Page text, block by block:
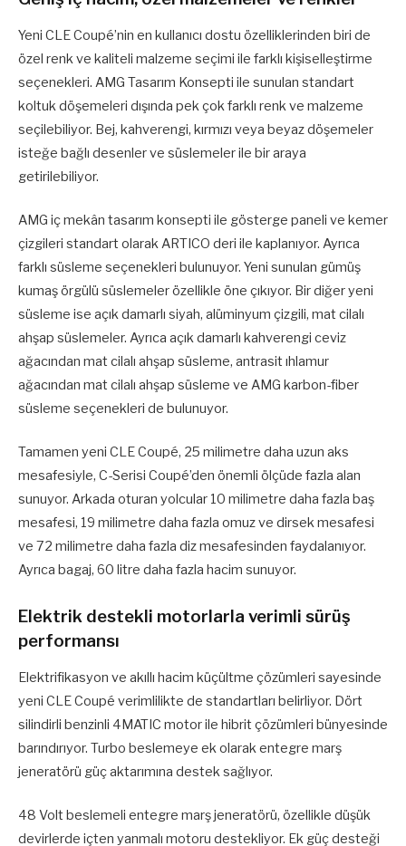
Yeni CLE Coupé’nin en kullanıcı dostu özelliklerinden biri de
özel renk ve kaliteli malzeme seçimi ile farklı kişiselleştirme
seçenekleri. AMG Tasarım Konsepti ile sunulan standart
koltuk döşemeleri dışında pek çok farklı renk ve malzeme
seçilebiliyor. Bej, kahverengi, kırmızı veya beyaz döşemeler
isteğe bağlı desenler ve süslemeler ile bir araya
getirilebiliyor.
AMG iç mekân tasarım konsepti ile gösterge paneli ve kemer
çizgileri standart olarak ARTICO deri ile kaplanıyor. Ayrıca
farklı süsleme seçenekleri bulunuyor. Yeni sunulan gümüş
kumaş örgülü süslemeler özellikle öne çıkıyor. Bir diğer yeni
süsleme ise açık damarlı siyah, alüminyum çizgili, mat cilalı
ahşap süslemeler. Ayrıca açık damarlı kahverengi ceviz
ağacından mat cilalı ahşap süsleme, antrasit ıhlamur
ağacından mat cilalı ahşap süsleme ve AMG karbon-fiber
süsleme seçenekleri de bulunuyor.
Tamamen yeni CLE Coupé, 25 milimetre daha uzun aks
mesafesiyle, C-Serisi Coupé’den önemli ölçüde fazla alan
sunuyor. Arkada oturan yolcular 10 milimetre daha fazla baş
mesafesi, 19 milimetre daha fazla omuz ve dirsek mesafesi
ve 72 milimetre daha fazla diz mesafesinden faydalanıyor.
Ayrıca bagaj, 60 litre daha fazla hacim sunuyor.
Elektrik destekli motorlarla verimli sürüş
performansı
Elektrifikasyon ve akıllı hacim küçültme çözümleri sayesinde
yeni CLE Coupé verimlilikte de standartları belirliyor. Dört
silindirli benzinli 4MATIC motor ile hibrit çözümleri bünyesinde
barındırıyor. Turbo beslemeye ek olarak entegre marş
jeneratörü güç aktarımına destek sağlıyor.
48 Volt beslemeli entegre marş jeneratörü, özellikle düşük
devirlerde içten yanmalı motoru destekliyor. Ek güç desteği